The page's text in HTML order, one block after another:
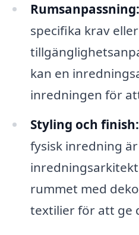
Rumsanpassning:
specifika krav
kan en
inredningen för
Styling och finish:
fysisk inredning
rummet med
textilier för att ge